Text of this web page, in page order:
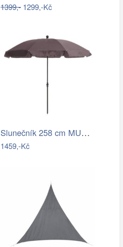
1399,-1299,-Kč
Slunečník 258 cm MURASA Bílá
1459,-Kč